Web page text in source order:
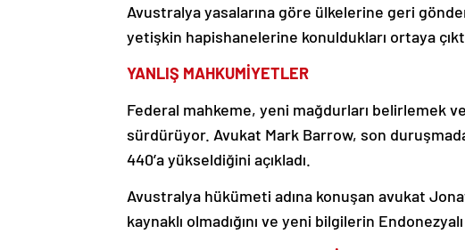
Avustralya yasalarına göre ülkelerine geri
yetişkin hapishanelerine konuldukları ortaya
YANLIŞ MAHKUMİYETLER
Federal mahkeme, yeni mağdurları belirlemek
sürdürüyor. Avukat Mark Barrow, son
440’a yükseldiğini açıkladı.
Avustralya hükümeti adına konuşan avukat
kaynaklı olmadığını ve yeni bilgilerin